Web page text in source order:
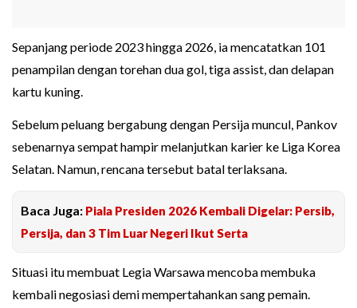
Sepanjang periode 2023 hingga 2026, ia mencatatkan 101
penampilan dengan torehan dua gol, tiga assist, dan delapan
kartu kuning.
Sebelum peluang bergabung dengan Persija muncul, Pankov
sebenarnya sempat hampir melanjutkan karier ke Liga Korea
Selatan. Namun, rencana tersebut batal terlaksana.
Baca Juga: Piala Presiden 2026 Kembali Digelar: Persib,
Persija, dan 3 Tim Luar Negeri Ikut Serta
Situasi itu membuat Legia Warsawa mencoba membuka
kembali negosiasi demi mempertahankan sang pemain.